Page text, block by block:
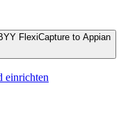
FlexiCapture to Appian
einrichten